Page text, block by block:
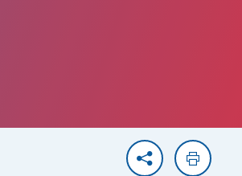
PartagerImprimer